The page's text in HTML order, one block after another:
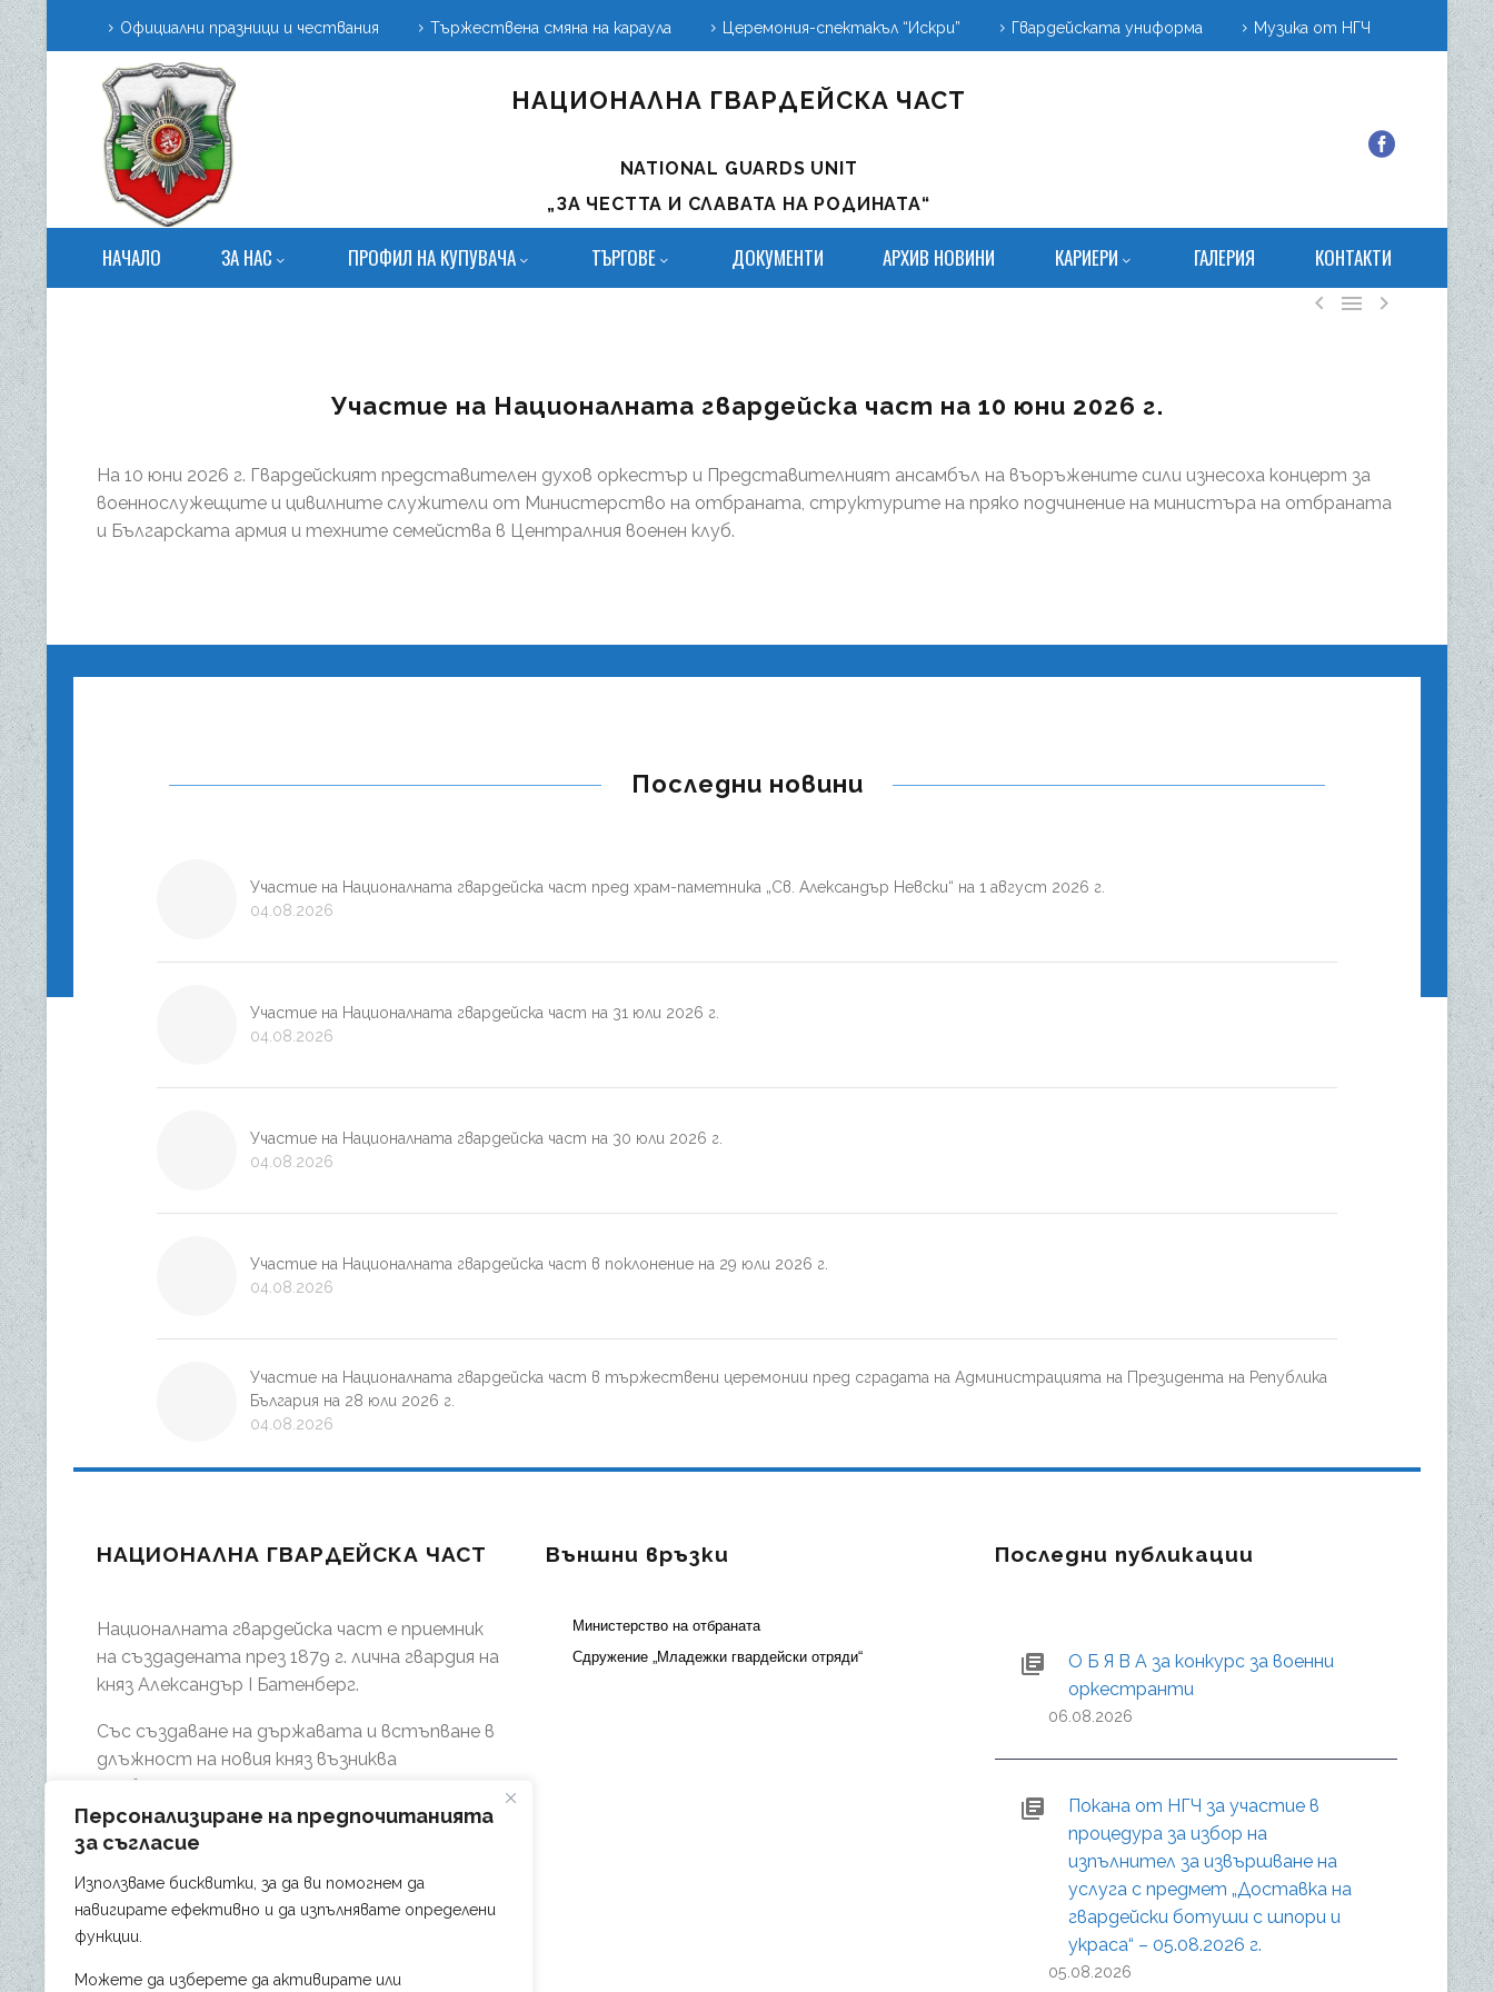
Персонализиране на предпочитанията
за съгласие
Използваме бисквитки, за да ви помогнем да
навигирате ефективно и да изпълнявате определени
функции.
Можете да изберете да активирате или
Официални празници и чествания Тържествена смяна на караула Церемония-спектакъл “Искри” Гвардейската униформа Музика от НГЧ
НАЦИОНАЛНА ГВАРДЕЙСКА ЧАСТ
NATIONAL GUARDS UNIT
„ЗА ЧЕСТТА И СЛАВАТА НА РОДИНАТА“
НАЧАЛО ЗА НАС ПРОФИЛ НА КУПУВАЧА ТЪРГОВЕ ДОКУМЕНТИ АРХИВ НОВИНИ КАРИЕРИ ГАЛЕРИЯ
КОНТАКТИ

 
Участие на Националната гвардейска част на 10 юни 2026 г.
На 10 юни 2026 г. Гвардейският представителен духов оркестър и Представителният ансамбъл на въоръжените сили изнесоха концерт за
военнослужещите и цивилните служители от Министерство на отбраната, структурите на пряко подчинение на министъра на отбраната
и Българската армия и техните семейства в Централния военен клуб.
Последни новини
Участие на Националната гвардейска част пред храм-паметника „Св. Александър Невски“ на 1 август 2026 г.
04.08.2026
Участие на Националната гвардейска част на 31 юли 2026 г.
04.08.2026
Участие на Националната гвардейска част на 30 юли 2026 г.
04.08.2026
Участие на Националната гвардейска част в поклонение на 29 юли 2026 г.
04.08.2026
Участие на Националната гвардейска част в тържествени церемонии пред сградата на Администрацията на Президента на Република
България на 28 юли 2026 г.
04.08.2026
НАЦИОНАЛНА ГВАРДЕЙСКА ЧАСТ
Националната гвардейска част е приемник
на създадената през 1879 г. лична гвардия на
княз Александър І Батенберг.
Със създаване на държавата и встъпване в
длъжност на новия княз възниква
специална военна част с охранителни и
церемониални функции
Изборът пада върху Софийска № 1 конна
сотня.
Външни връзки
Министерство на отбраната
Сдружение „Младежки гвардейски отряди“
Последни публикации
О Б Я В А за конкурс за военни
оркестранти
06.08.2026
Покана от НГЧ за участие в
процедура за избор на
изпълнител за извършване на
услуга с предмет „Доставка на
гвардейски ботуши с шпори и
украса“ – 05.08.2026 г.
05.08.2026